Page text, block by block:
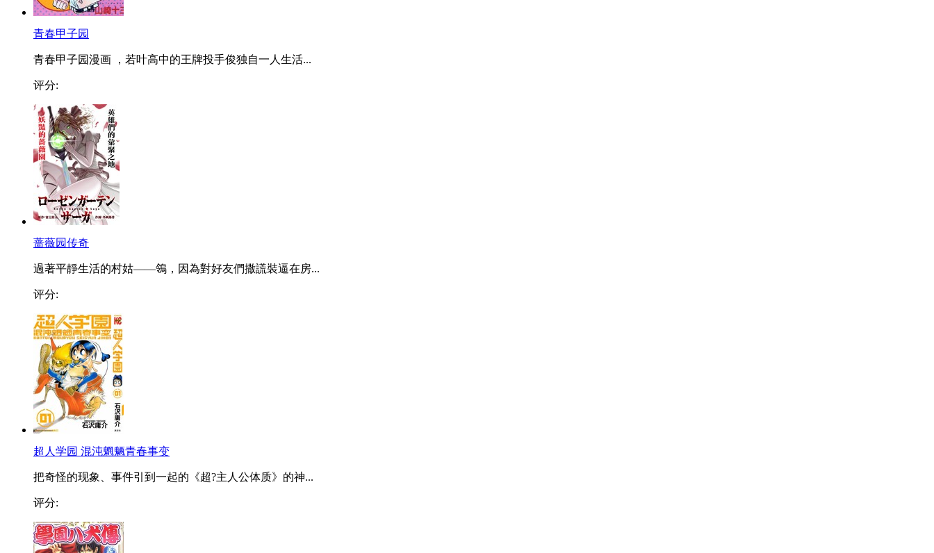
青春甲子园
青春甲子园漫画 ，若叶高中的王牌投手俊独自一人生活...
评分:
蔷薇园传奇
過著平靜生活的村姑——鴒，因為對好友們撒謊裝逼在房...
评分:
超人学园 混沌魍魉青春事变
把奇怪的现象、事件引到一起的《超?主人公体质》的神...
评分: